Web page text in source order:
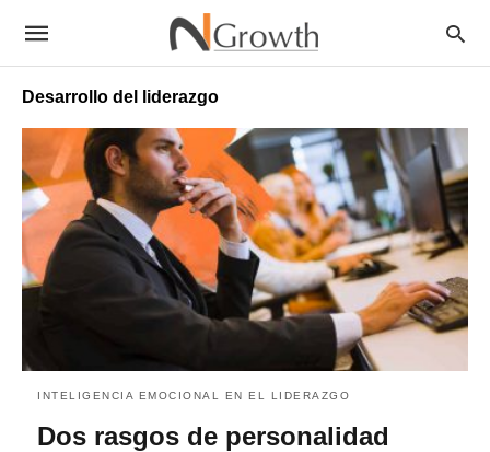
Desarrollo del liderazgo
INTELIGENCIA EMOCIONAL EN EL LIDERAZGO
Dos rasgos de personalidad